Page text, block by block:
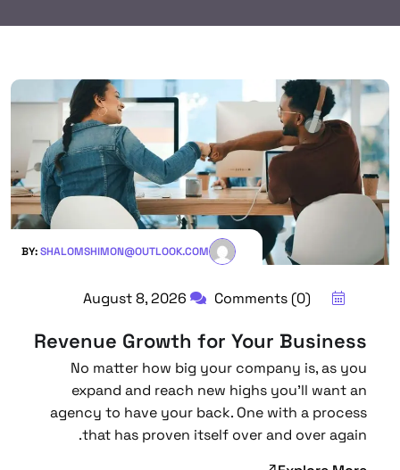
BY:SHALOMSHIMON@OUTLOOK.COM
Comments (0)
Revenue Growth for Your Business
No matter how big your company is, as you
expand and reach new highs you’ll want an
agency to have your back. One with a process
that has proven itself over and over again.